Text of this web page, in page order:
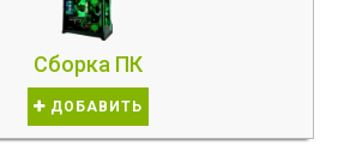
Сборка ПК
ДОБАВИТЬ